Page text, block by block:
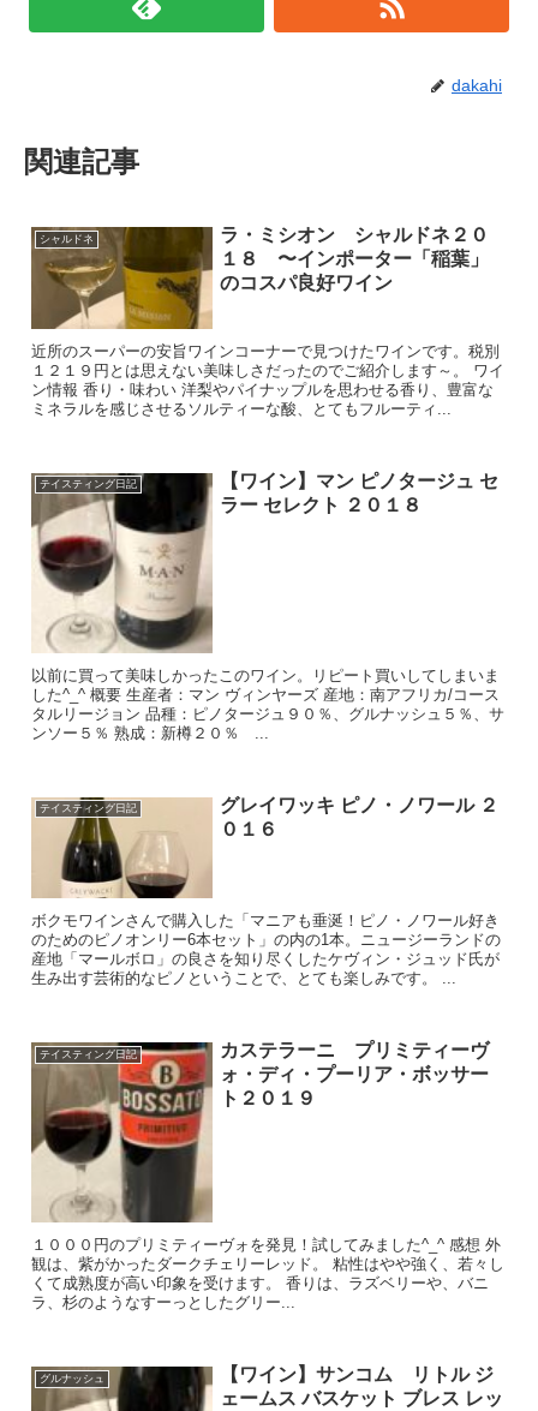
dakahi
関連記事
シャルドネ
ラ・ミシオン シャルドネ２０
１８ 〜インポーター「稲葉」
のコスパ良好ワイン
近所のスーパーの安旨ワインコーナーで見つけたワインです。税別
１２１９円とは思えない美味しさだったのでご紹介します～。 ワイ
ン情報 香り・味わい 洋梨やパイナップルを思わせる香り、豊富な
ミネラルを感じさせるソルティーな酸、とてもフルーティ...
テイスティング日記
【ワイン】マン ピノタージュ セ
ラー セレクト ２０１８
以前に買って美味しかったこのワイン。リピート買いしてしまいま
した^_^ 概要 生産者：マン ヴィンヤーズ 産地：南アフリカ/コース
タルリージョン 品種：ピノタージュ９０％、グルナッシュ５％、サ
ンソー５％ 熟成：新樽２０％ ...
テイスティング日記
グレイワッキ ピノ・ノワール ２
０１６
ボクモワインさんで購入した「マニアも垂涎！ピノ・ノワール好き
のためのピノオンリー6本セット」の内の1本。ニュージーランドの
産地「マールボロ」の良さを知り尽くしたケヴィン・ジュッド氏が
生み出す芸術的なピノということで、とても楽しみです。 ...
テイスティング日記
カステラーニ プリミティーヴ
ォ・ディ・プーリア・ボッサー
ト２０１９
１０００円のプリミティーヴォを発見！試してみました^_^ 感想 外
観は、紫がかったダークチェリーレッド。 粘性はやや強く、若々し
くて成熟度が高い印象を受けます。 香りは、ラズベリーや、バニ
ラ、杉のようなすーっとしたグリー...
グルナッシュ
【ワイン】サンコム リトル ジ
ェームス バスケット ブレス レッ